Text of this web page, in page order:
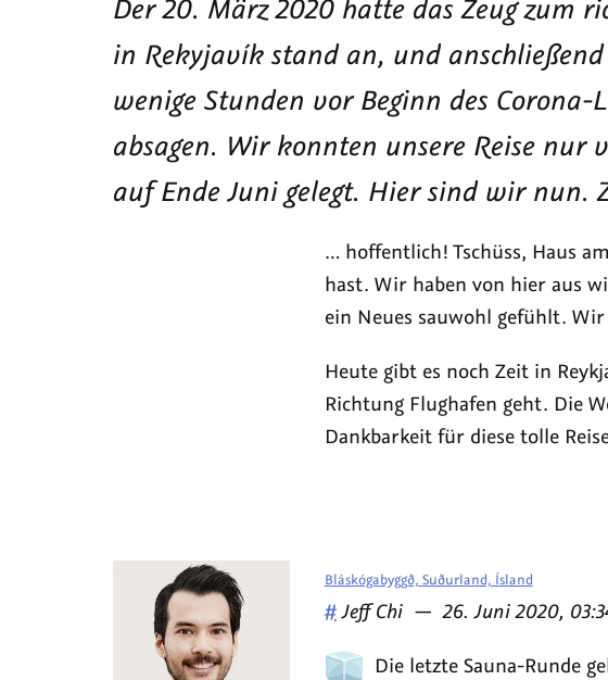
unsere
Koffer
und
nehmen
mit
…
Serie
(derzeit
10)
Der 20. März 2020 hatte das Zeug zum
in Rekyjavík stand an, und
wenige Stunden vor Beginn des
absagen. Wir konnten unsere Reise
auf Ende Juni gelegt. Hier sind wir nun.
… hoffentlich! Tschüss, Haus
hast. Wir haben von hier aus
ein Neues sauwohl gefühlt.
Heute gibt es noch Zeit in
Richtung Flughafen geht. Die
Dankbarkeit für diese tolle
Die letzte Sauna-Runde
Bláskógabyggð, Suðurland, Ísland
# Veröffentlicht
Jeff Chi — am
26. Juni 2020,